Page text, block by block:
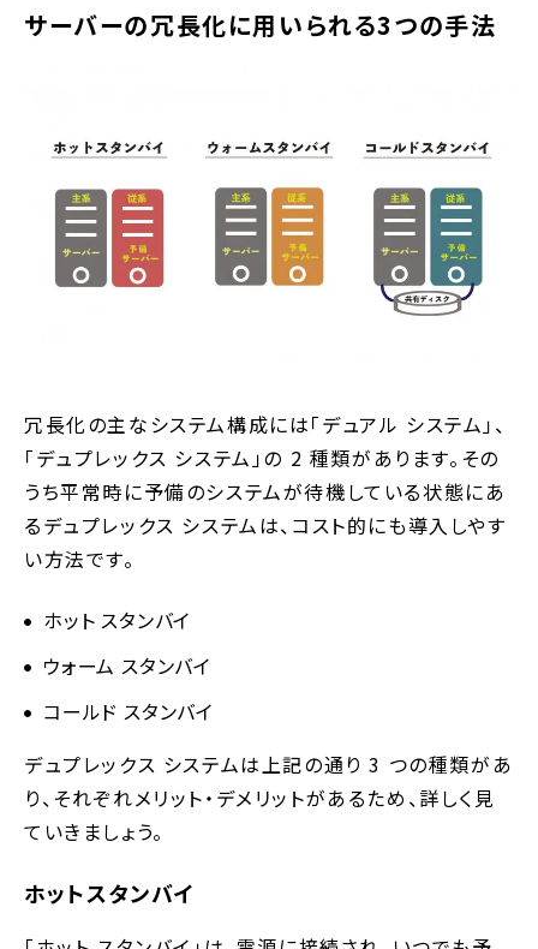
サーバーの冗長化に用いられる3つの手法
冗長化の主なシステム構成には「デュアル システム」、
「デュプレックス システム」の 2 種類があります。その
うち平常時に予備のシステムが待機している状態にあ
るデュプレックス システムは、コスト的にも導入しやす
い方法です。
ホット スタンバイ
ウォーム スタンバイ
コールド スタンバイ
デュプレックス システムは上記の通り 3 つの種類があ
り、それぞれメリット・デメリットがあるため、詳しく見
ていきましょう。
ホットスタンバイ